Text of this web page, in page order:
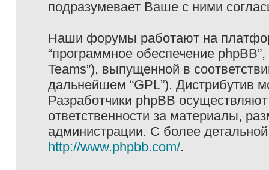
подразумевает Ваше с ними
Наши форумы работают на
“программное обеспечение
Teams”), выпущенной в
дальнейшем “GPL”). Дистрибутив
Разработчики phpBB
ответственности за материалы,
администрации. С более
http://www.phpbb.com/.